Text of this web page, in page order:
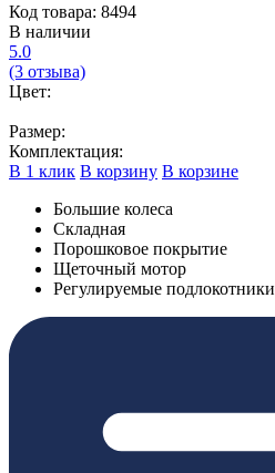
Код товара: 8494
В наличии
5.0
(3 отзыва)
Цвет:
Размер:
Комплектация:
В 1 клик В корзину В корзине
Большие колеса
Складная
Порошковое покрытие
Щеточный мотор
Регулируемые подлокотники